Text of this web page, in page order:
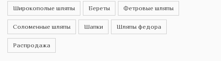
Широкополые шляпы Береты Фетровые шляпы
Соломенные шляпы Шапки Шляпы федора
Распродажа